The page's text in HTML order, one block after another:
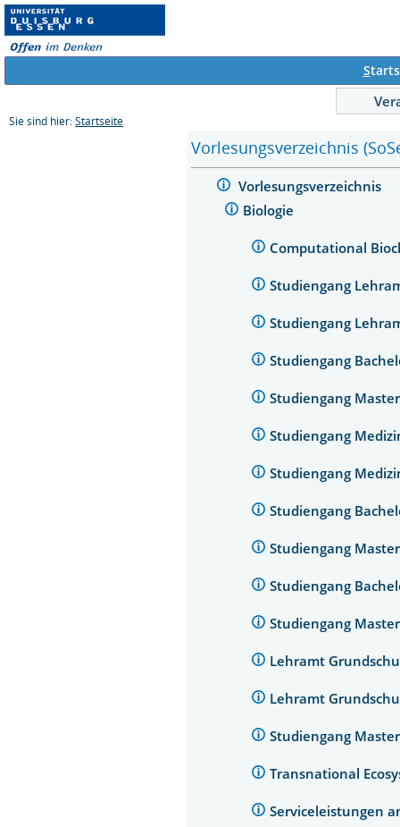
S
Sie sind hier: Startseite
Vorlesungsverzeichnis
Vorlesungsverzeichnis
Biologie
Computational
Studiengang
Studiengang
Studiengang
Studiengang
Studiengang
Studiengang
Studiengang
Studiengang
Studiengang
Studiengang
Lehramt
Lehramt
Studiengang
Transnational
Serviceleistungen